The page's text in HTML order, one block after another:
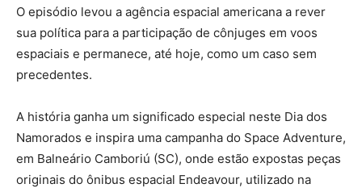
O episódio levou a agência espacial americana a rever
sua política para a participação de cônjuges em voos
espaciais e permanece, até hoje, como um caso sem
precedentes.
A história ganha um significado especial neste Dia dos
Namorados e inspira uma campanha do Space Adventure,
em Balneário Camboriú (SC), onde estão expostas peças
originais do ônibus espacial Endeavour, utilizado na